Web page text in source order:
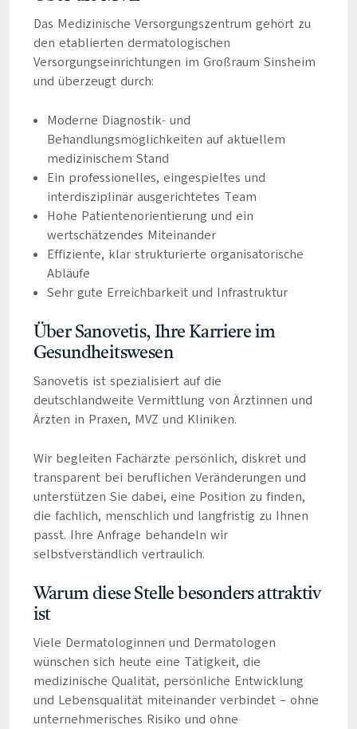
Das Medizinische Versorgungszentrum gehört zu
den etablierten dermatologischen
Versorgungseinrichtungen im Großraum Sinsheim
und überzeugt durch:
Moderne Diagnostik- und
Behandlungsmöglichkeiten auf aktuellem
medizinischem Stand
Ein professionelles, eingespieltes und
interdisziplinär ausgerichtetes Team
Hohe Patientenorientierung und ein
wertschätzendes Miteinander
Effiziente, klar strukturierte organisatorische
Abläufe
Sehr gute Erreichbarkeit und Infrastruktur
Über Sanovetis, Ihre Karriere im
Gesundheitswesen
Sanovetis ist spezialisiert auf die
deutschlandweite Vermittlung von Ärztinnen und
Ärzten in Praxen, MVZ und Kliniken.
Wir begleiten Fachärzte persönlich, diskret und
transparent bei beruflichen Veränderungen und
unterstützen Sie dabei, eine Position zu finden,
die fachlich, menschlich und langfristig zu Ihnen
passt. Ihre Anfrage behandeln wir
selbstverständlich vertraulich.
Warum diese Stelle besonders attraktiv
ist
Viele Dermatologinnen und Dermatologen
wünschen sich heute eine Tätigkeit, die
medizinische Qualität, persönliche Entwicklung
und Lebensqualität miteinander verbindet – ohne
unternehmerisches Risiko und ohne